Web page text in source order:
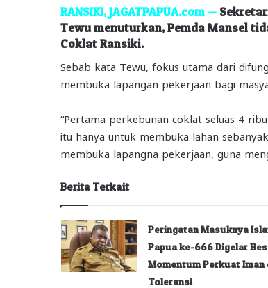
RANSIKI, JAGATPAPUA.com —
Tewu menuturkan, Pemda Mansel
Coklat Ransiki.
Sebab kata Tewu, fokus utama dari
membuka lapangan pekerjaan bagi
“Pertama perkebunan coklat seluas 4
itu hanya untuk membuka lahan
membuka lapangna pekerjaan, guna
Berita Terkait
Peringatan Masuknya
Papua ke-666 Digelar
Momentum Perkuat Iman
Toleransi